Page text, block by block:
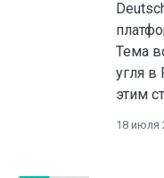
Тема
угля в
этим
18 июля